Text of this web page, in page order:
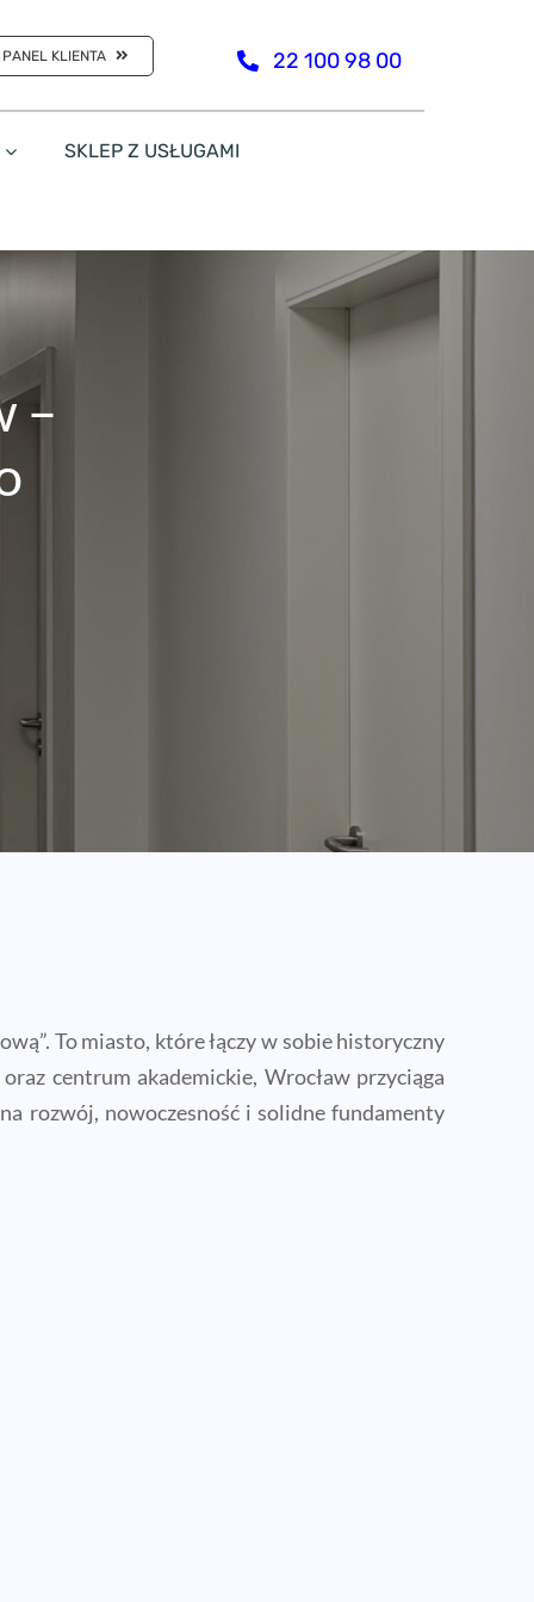
PANEL KLIENTA 22 100 98 00
SKLEP Z USŁUGAMI
–
To miasto, które łączy w sobie historyczny
centrum akademickie, Wrocław przyciąga
rozwój, nowoczesność i solidne fundamenty